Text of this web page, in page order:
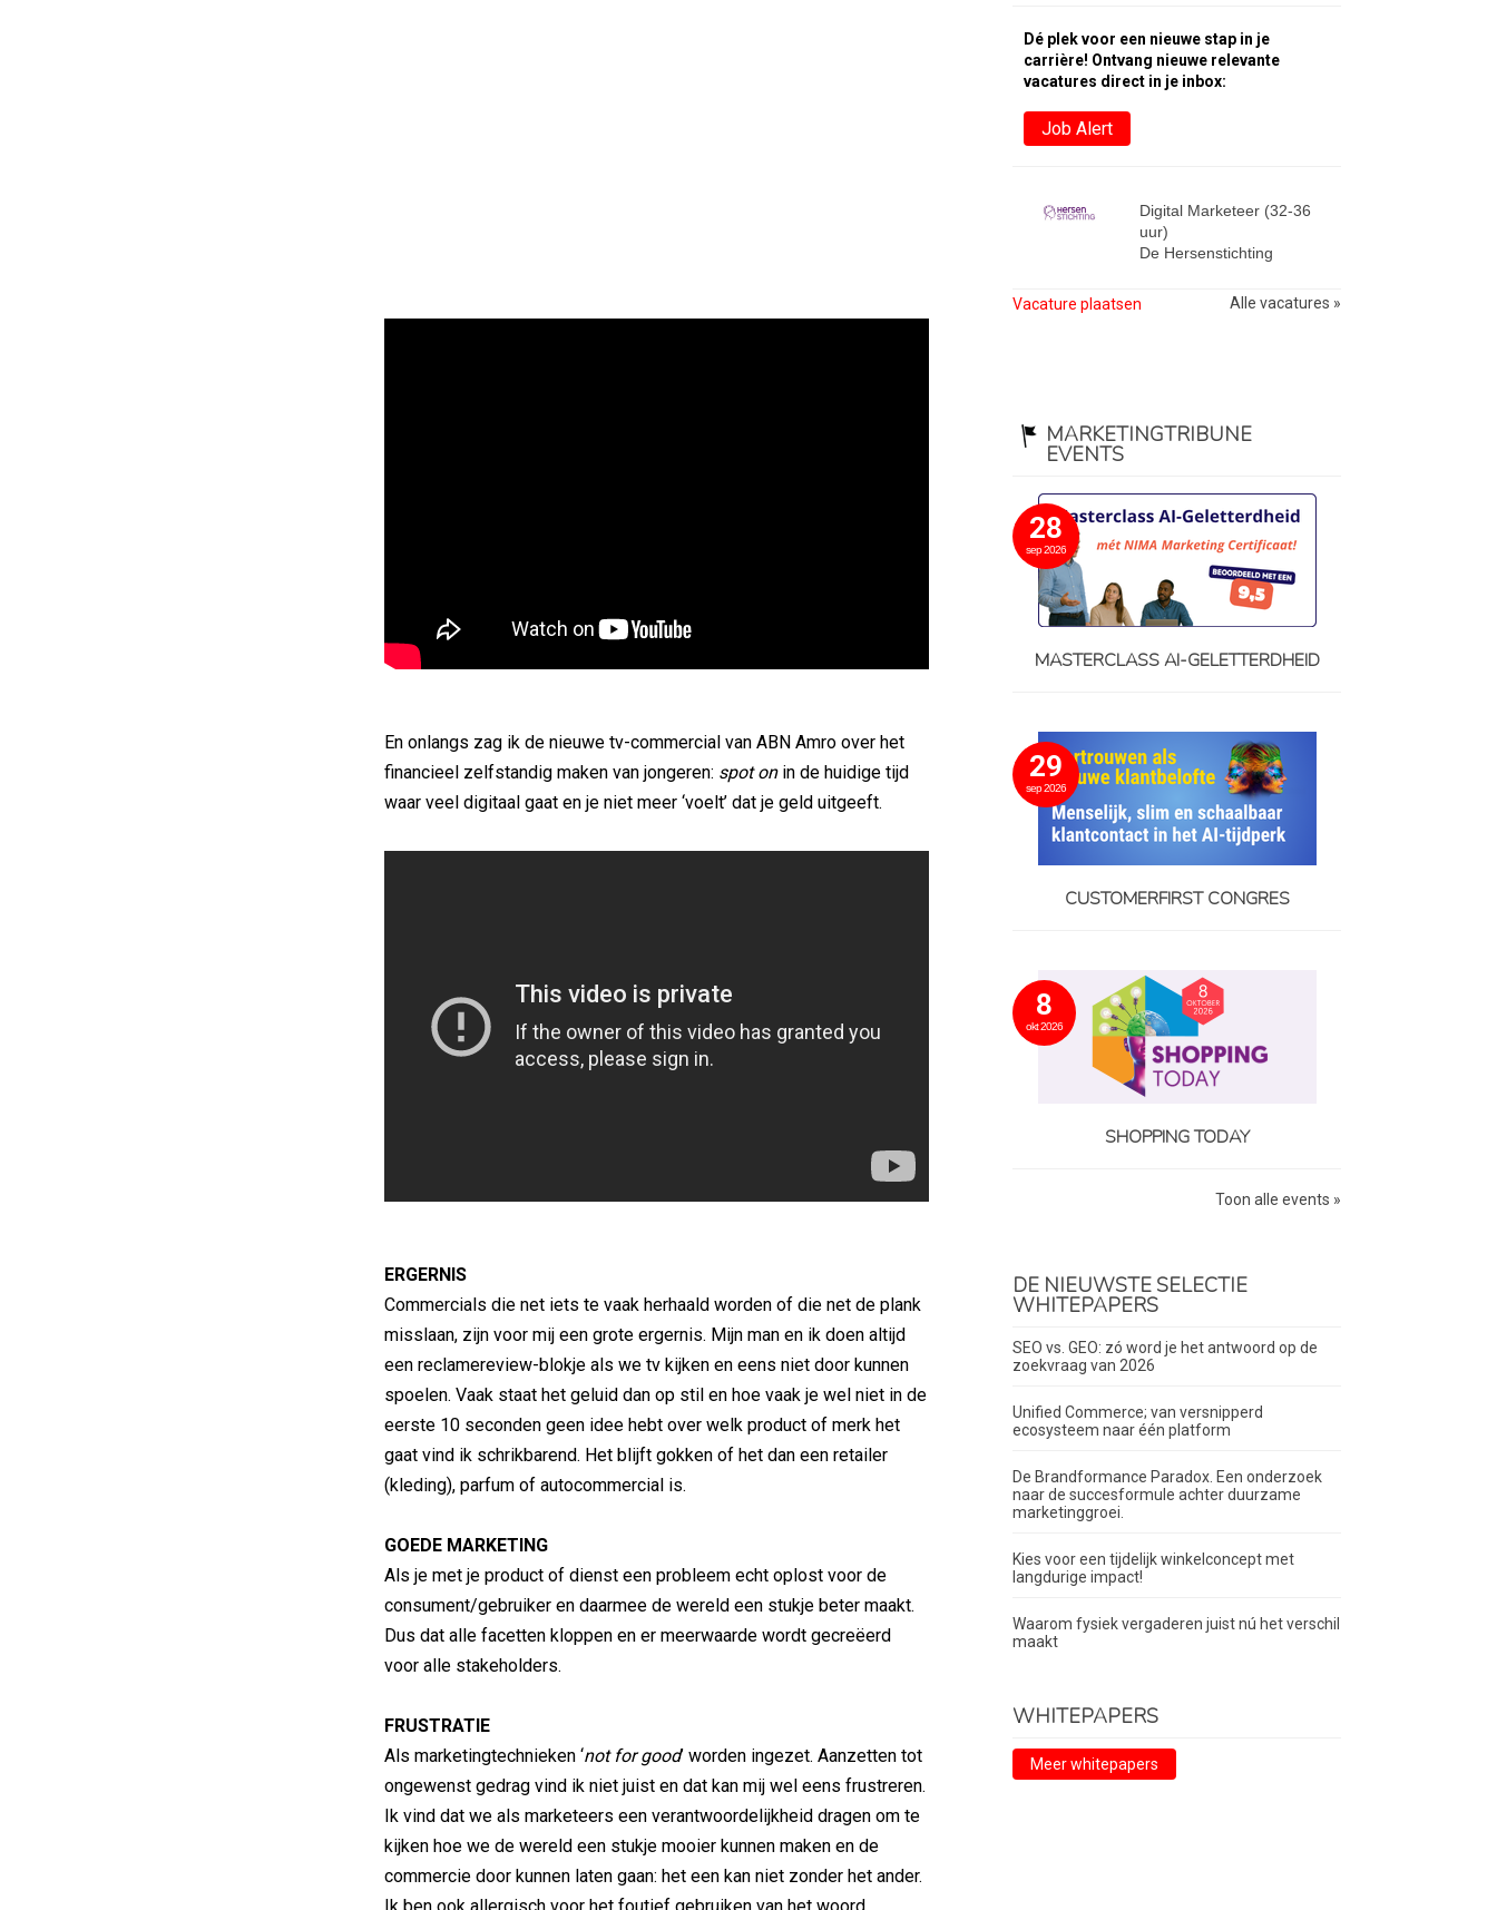
En onlangs zag ik de nieuwe tv-commercial van ABN Amro over het
financieel zelfstandig maken van jongeren: spot onin de huidige tijd
waar veel digitaal gaat en je niet meer ‘voelt’ dat je geld uitgeeft.
ERGERNIS
Commercials die net iets te vaak herhaald worden of die net de plank
misslaan, zijn voor mij een grote ergernis. Mijn man en ik doen altijd
een reclamereview-blokje als we tv kijken en eens niet door kunnen
spoelen. Vaak staat het geluid dan op stil en hoe vaak je wel niet in de
eerste 10 seconden geen idee hebt over welk product of merk het
gaat vind ik schrikbarend. Het blijft gokken of het dan een retailer
(kleding), parfum of autocommercial is.
GOEDE MARKETING
Als je met je product of dienst een probleem echt oplost voor de
consument/gebruiker en daarmee de wereld een stukje beter maakt.
Dus dat alle facetten kloppen en er meerwaarde wordt gecreëerd
voor alle stakeholders.
FRUSTRATIE
Als marketingtechnieken ‘not for good’ worden ingezet. Aanzetten tot
ongewenst gedrag vind ik niet juist en dat kan mij wel eens frustreren.
Ik vind dat we als marketeers een verantwoordelijkheid dragen om te
kijken hoe we de wereld een stukje mooier kunnen maken en de
commercie door kunnen laten gaan: het een kan niet zonder het ander.
Dé plek voor een nieuwe stap in je
carrière! Ontvang nieuwe relevante
vacatures direct in je inbox:
Job Alert
Digital Marketeer (32-36
uur)
De Hersenstichting
Vacature plaatsen Alle vacatures »
MARKETINGTRIBUNE
EVENTS
28
sep 2026
MASTERCLASS AI-GELETTERDHEID
29
sep 2026
CUSTOMERFIRST CONGRES
8
okt 2026
SHOPPING TODAY
Toon alle events »
DE NIEUWSTE SELECTIE
WHITEPAPERS
SEO vs. GEO: zó word je het antwoord op de
zoekvraag van 2026
Unified Commerce; van versnipperd
ecosysteem naar één platform
De Brandformance Paradox. Een onderzoek
naar de succesformule achter duurzame
marketinggroei.
Kies voor een tijdelijk winkelconcept met
langdurige impact!
Waarom fysiek vergaderen juist nú het verschil
maakt
WHITEPAPERS
Meer whitepapers